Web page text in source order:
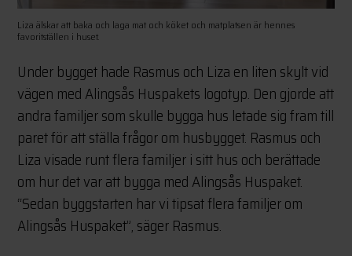
Liza älskar att baka och laga mat och köket och matplatsen är hennes
favoritställen i huset.
Under bygget hade Rasmus och Liza en liten skylt vid
vägen med Alingsås Huspakets logotyp. Den gjorde att
andra familjer som skulle bygga hus letade sig fram till
paret för att ställa frågor om husbygget. Rasmus och
Liza visade runt flera familjer i sitt hus och berättade
om hur det var att bygga med Alingsås Huspaket.
“Sedan byggstarten har vi tipsat flera familjer om
Alingsås Huspaket”, säger Rasmus.